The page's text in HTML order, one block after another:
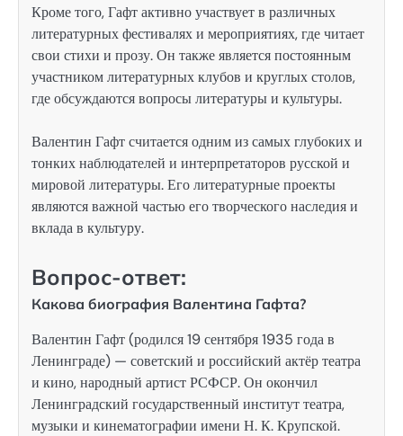
Кроме того, Гафт активно участвует в различных
литературных фестивалях и мероприятиях, где читает
свои стихи и прозу. Он также является постоянным
участником литературных клубов и круглых столов,
где обсуждаются вопросы литературы и культуры.
Валентин Гафт считается одним из самых глубоких и
тонких наблюдателей и интерпретаторов русской и
мировой литературы. Его литературные проекты
являются важной частью его творческого наследия и
вклада в культуру.
Вопрос-ответ:
Какова биография Валентина Гафта?
Валентин Гафт (родился 19 сентября 1935 года в
Ленинграде) — советский и российский актёр театра
и кино, народный артист РСФСР. Он окончил
Ленинградский государственный институт театра,
музыки и кинематографии имени Н. К. Крупской.